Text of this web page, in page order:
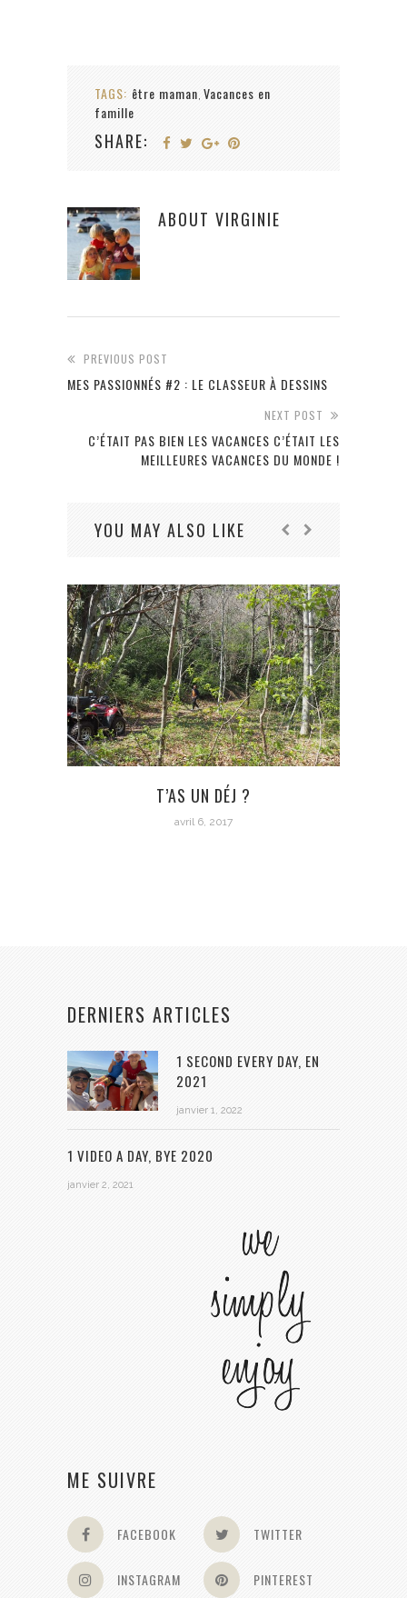
TAGS: être maman Vacances en
famille
SHARE:
ABOUT VIRGINIE
PREVIOUS POST
MES PASSIONNÉS #2 : LE CLASSEUR À DESSINS
NEXT POST
C’ÉTAIT PAS BIEN LES VACANCES C’ÉTAIT LES
MEILLEURES VACANCES DU MONDE !
YOU MAY ALSO LIKE
T’AS UN DÉJ ?
avril 6, 2017
DERNIERS ARTICLES
1 SECOND EVERY DAY, EN
2021
janvier 1, 2022
1 VIDEO A DAY, BYE 2020
janvier 2, 2021
ME SUIVRE
FACEBOOK TWITTER
INSTAGRAM PINTEREST